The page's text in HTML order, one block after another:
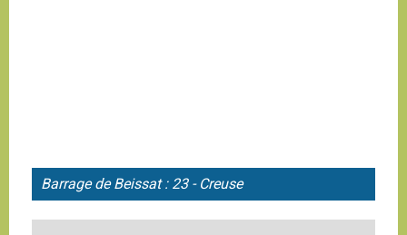
Barrage de Beissat : 23 - Creuse